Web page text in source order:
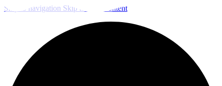
Skip to navigation Skip to main content